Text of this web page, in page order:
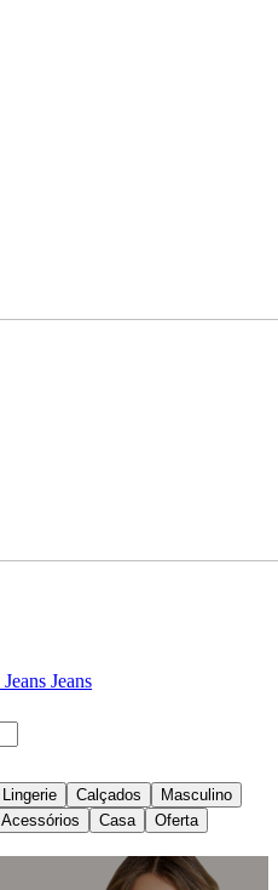
Jeans Jeans
Lingerie Calçados
Masculino
Acessórios Casa Oferta